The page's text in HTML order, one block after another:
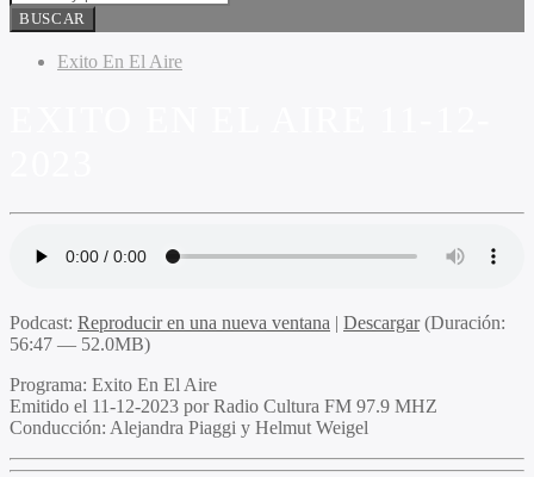
Exito En El Aire
Podcast: Reproducir en una nueva ventana | Descargar(Duración:
56:47 — 52.0MB)
Programa: Exito En El Aire
Emitido el 11-12-2023 por Radio Cultura FM 97.9 MHZ
Conducción: Alejandra Piaggi y Helmut Weigel